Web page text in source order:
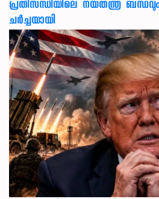
പ്രതിസന്ധിയിലെ നയതന്ത്ര
ചർച്ചയായി